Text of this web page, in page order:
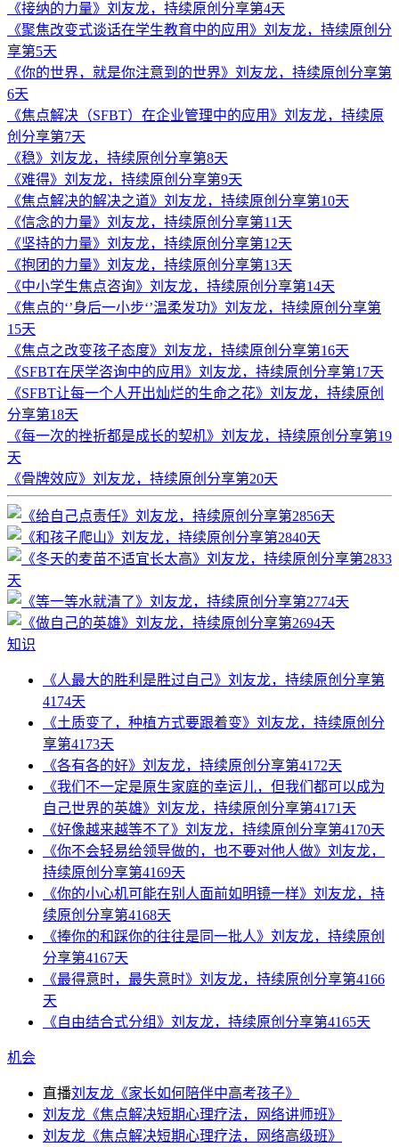
《接纳的力量》刘友龙，持续原创分享第4天
《聚焦改变式谈话在学生教育中的应用》刘友龙，持续原创分
享第5天
《你的世界，就是你注意到的世界》刘友龙，持续原创分享第
6天
《焦点解决（SFBT）在企业管理中的应用》刘友龙，持续原
创分享第7天
《稳》刘友龙，持续原创分享第8天
《难得》刘友龙，持续原创分享第9天
《焦点解决的解决之道》刘友龙，持续原创分享第10天
《信念的力量》刘友龙，持续原创分享第11天
《坚持的力量》刘友龙，持续原创分享第12天
《抱团的力量》刘友龙，持续原创分享第13天
《中小学生焦点咨询》刘友龙，持续原创分享第14天
《焦点的‘’身后一小步‘’温柔发功》刘友龙，持续原创分享第
15天
《焦点之改变孩子态度》刘友龙，持续原创分享第16天
《SFBT在厌学咨询中的应用》刘友龙，持续原创分享第17天
《SFBT让每一个人开出灿烂的生命之花》刘友龙，持续原创
分享第18天
《每一次的挫折都是成长的契机》刘友龙，持续原创分享第19
天
《骨牌效应》刘友龙，持续原创分享第20天
知识
《人最大的胜利是胜过自己》刘友龙，持续原创分享第
4174天
《土质变了，种植方式要跟着变》刘友龙，持续原创分
享第4173天
《各有各的好》刘友龙，持续原创分享第4172天
《我们不一定是原生家庭的幸运儿，但我们都可以成为
自己世界的英雄》刘友龙，持续原创分享第4171天
《好像越来越等不了》刘友龙，持续原创分享第4170天
《你不会轻易给领导做的，也不要对他人做》刘友龙，
持续原创分享第4169天
《你的小心机可能在别人面前如明镜一样》刘友龙，持
续原创分享第4168天
《捧你的和踩你的往往是同一批人》刘友龙，持续原创
分享第4167天
《最得意时，最失意时》刘友龙，持续原创分享第4166
天
《自由结合式分组》刘友龙，持续原创分享第4165天
机会
直播刘友龙《家长如何陪伴中高考孩子》
刘友龙《焦点解决短期心理疗法，网络讲师班》
刘友龙《焦点解决短期心理疗法，网络高级班》